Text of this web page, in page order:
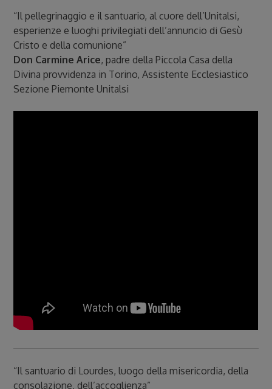
“Il pellegrinaggio e il santuario, al cuore dell’Unitalsi,
esperienze e luoghi privilegiati dell’annuncio di Gesù
Cristo e della comunione”
Don Carmine Arice, padre della Piccola Casa della
Divina provvidenza in Torino, Assistente Ecclesiastico
Sezione Piemonte Unitalsi
“Il santuario di Lourdes, luogo della misericordia, della
consolazione, dell’accoglienza”